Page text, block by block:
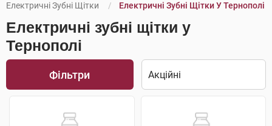
Електричні Зубні Щітки
Електричні Зубні Щітки У Тернополі
Електричні зубні щітки у
Тернополі
Фільтри